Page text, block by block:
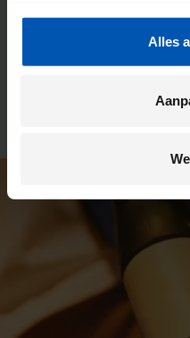
Alles
tijd toe aan een
deze winkel terecht. Zo